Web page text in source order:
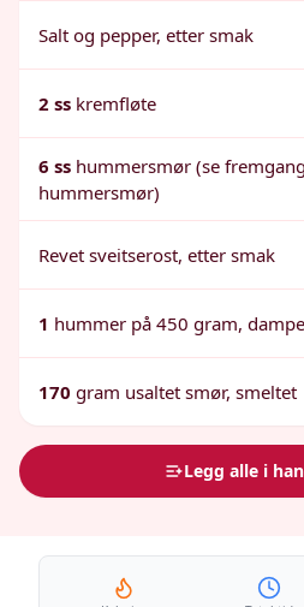
Salt og pepper, etter smak
2 ss kremfløte
6 ss hummersmør (se
hummersmør)
Revet sveitserost, etter smak
1 hummer på 450 gram,
170 gram usaltet smør, smeltet
Legg alle i